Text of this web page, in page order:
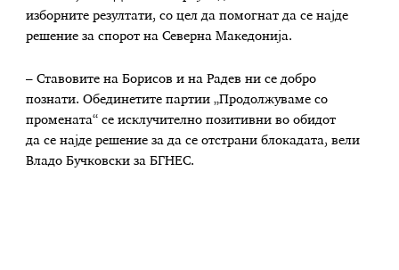
изборните резултати, со цел да помогнат да се најде
решение за спорот на Северна Македонија.
– Ставовите на Борисов и на Радев ни се добро
познати. Обединетите партии „Продолжуваме со
промената“ се исклучително позитивни во обидот
да се најде решение за да се отстрани блокадата, вели
Владо Бучковски за БГНЕС.